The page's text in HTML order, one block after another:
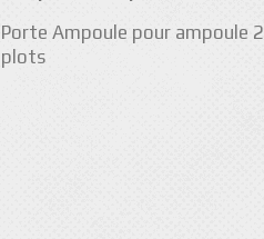
Porte Ampoule pour ampoule 2
plots